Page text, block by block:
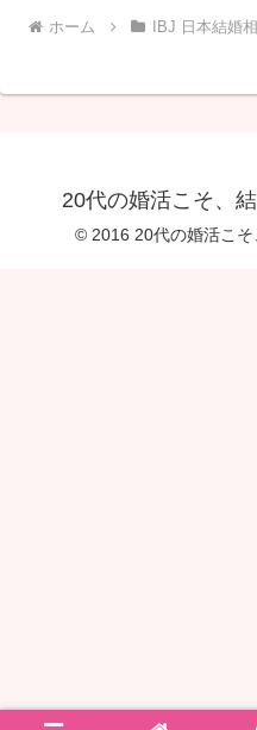
ホーム IBJ 日本結婚
20代の婚活こそ、
© 2016 20代の婚活こそ